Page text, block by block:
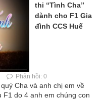
thi “Tình Cha”
dành cho F1 Gia
đình CCS Huế
Phản hồi: 0
Cha và anh chị em về
F1 do 4 anh em chúng con